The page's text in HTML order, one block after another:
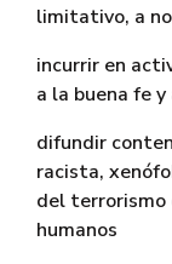
limitativo, a
incurrir en
a la buena fe
difundir
racista,
del
humanos